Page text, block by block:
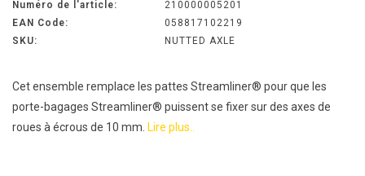
Numéro de l'article:
210000005201
EAN Code:
058817102219
SKU:
NUTTED AXLE
Cet ensemble remplace les pattes Streamliner® pour que les
porte-bagages Streamliner® puissent se fixer sur des axes de
roues à écrous de 10 mm. Lire plus..